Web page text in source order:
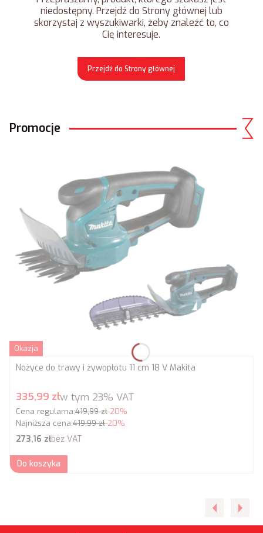
niedostępny. Przejdź do Strony głównej lub
skorzystaj z wyszukiwarki, żeby znaleźć to, co
Cię interesuje.
Przejdź do Strony głównej
Promocje
Okazja
Nożyce do trawy i żywopłotu 11 cm 18 V Makita
Cena promocyjna brutto
335,99 złw tym 23% VAT
Cena regularna:419,99 zł-20%
Najniższa cena:419,99 zł-20%
Cena netto
273,16 złbez VAT
Do koszyka